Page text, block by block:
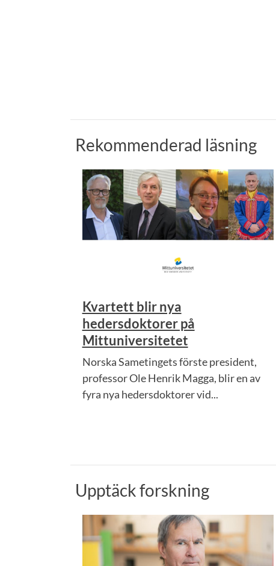
Rekommenderad läsning
Kvartett blir nya
hedersdoktorer på
Mittuniversitetet
Norska Sametingets förste president,
professor Ole Henrik Magga, blir en av
fyra nya hedersdoktorer vid...
Upptäck forskning